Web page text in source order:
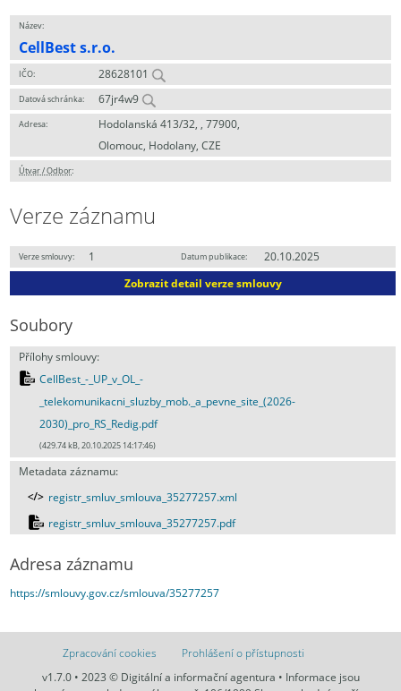
Název:
CellBest s.r.o.
IČO: 28628101
Datová schránka: 67jr4w9
Adresa:
Hodolanská 413/32, , 77900,
Olomouc, Hodolany, CZE
Útvar / Odbor:
Verze záznamu
Verze smlouvy: 1 Datum publikace:
20.10.2025
Zobrazit detail verze smlouvy
Soubory
Přílohy smlouvy:
CellBest_-_UP_v_OL_-
_telekomunikacni_sluzby_mob._a_pevne_site_(2026-
2030)_pro_RS_Redig.pdf
(429.74 kB, 20.10.2025 14:17:46)
Metadata záznamu:
registr_smluv_smlouva_35277257.xml
registr_smluv_smlouva_35277257.pdf
Adresa záznamu
https://smlouvy.gov.cz/smlouva/35277257
Zpracování cookies
Prohlášení o přístupnosti
v1.7.0 • 2023 © Digitální a informační agentura • Informace jsou